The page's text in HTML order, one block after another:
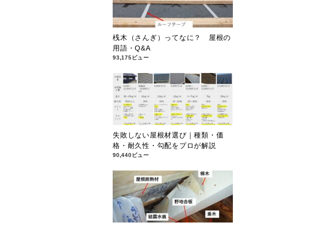
桟木（さんぎ）ってなに？ 屋根の
用語・Q&A
93,175ビュー
失敗しない屋根材選び｜種類・価
格・耐久性・勾配をプロが解説
90,440ビュー